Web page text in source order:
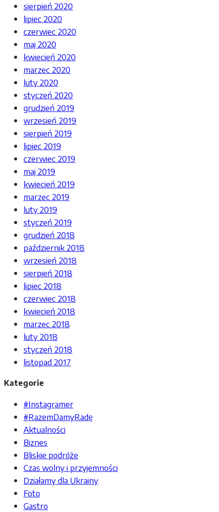
sierpień 2020
lipiec 2020
czerwiec 2020
maj 2020
kwiecień 2020
marzec 2020
luty 2020
styczeń 2020
grudzień 2019
wrzesień 2019
sierpień 2019
lipiec 2019
czerwiec 2019
maj 2019
kwiecień 2019
marzec 2019
luty 2019
styczeń 2019
grudzień 2018
październik 2018
wrzesień 2018
sierpień 2018
lipiec 2018
czerwiec 2018
kwiecień 2018
marzec 2018
luty 2018
styczeń 2018
listopad 2017
Kategorie
#Instagramer
#RazemDamyRadę
Aktualności
Biznes
Bliskie podróże
Czas wolny i przyjemności
Działamy dla Ukrainy
Foto
Gastro